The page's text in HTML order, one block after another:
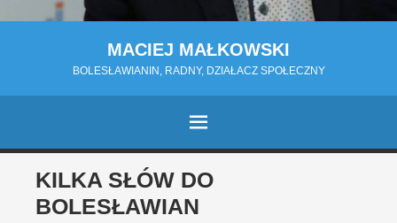
MACIEJ MAŁKOWSKI
BOLESŁAWIANIN, RADNY, DZIAŁACZ SPOŁECZNY
MENU
PRZESKOCZ
TREŚCI
KILKA SŁÓW DO
BOLESŁAWIAN